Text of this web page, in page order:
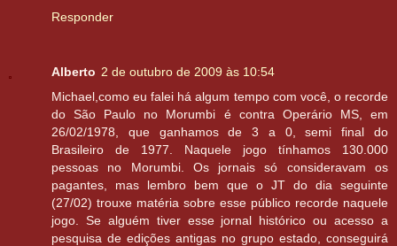
Responder
Alberto 2 de outubro de 2009 às 10:54
Michael,como eu falei há algum tempo com você, o recorde
do São Paulo no Morumbi é contra Operário MS, em
26/02/1978, que ganhamos de 3 a 0, semi final do
Brasileiro de 1977. Naquele jogo tínhamos 130.000
pessoas no Morumbi. Os jornais só consideravam os
pagantes, mas lembro bem que o JT do dia seguinte
(27/02) trouxe matéria sobre esse público recorde naquele
jogo. Se alguém tiver esse jornal histórico ou acesso a
pesquisa de edições antigas no grupo estado, conseguirá